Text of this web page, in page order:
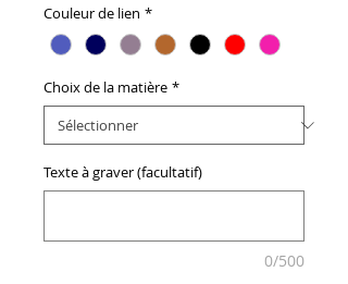
Couleur de lien *
Choix de la matière *
Texte à graver (facultatif)
0/500